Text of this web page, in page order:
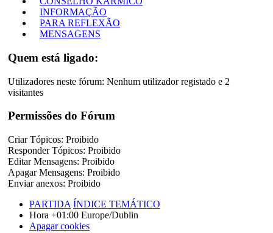
INFORMAÇÃO
PARA REFLEXÃO
MENSAGENS
Quem está ligado:
Utilizadores neste fórum: Nenhum utilizador registado e 2
visitantes
Permissões do Fórum
Criar Tópicos: Proibido
Responder Tópicos: Proibido
Editar Mensagens: Proibido
Apagar Mensagens: Proibido
Enviar anexos: Proibido
PARTIDA ÍNDICE TEMÁTICO
Hora +01:00 Europe/Dublin
Apagar cookies